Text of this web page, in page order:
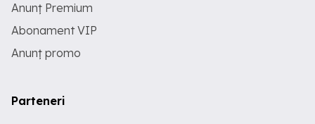
Anunț Premium
Abonament VIP
Anunț promo
Parteneri